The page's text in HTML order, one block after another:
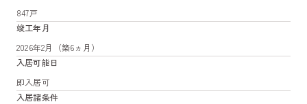
847戸
竣工年月
2026年2月（築6ヵ月）
入居可能日
即入居可
入居諸条件